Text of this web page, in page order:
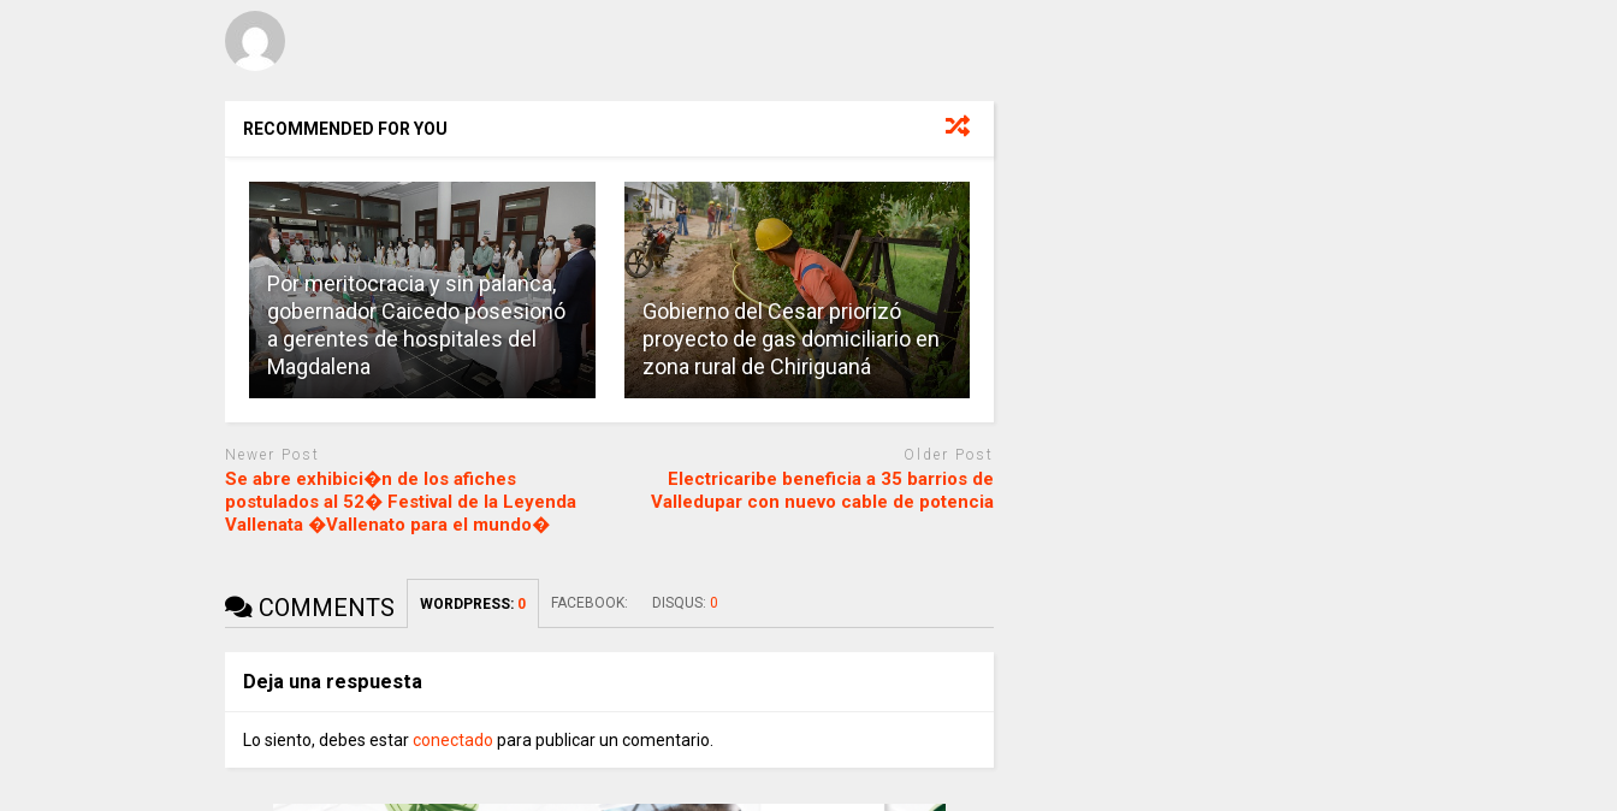
RECOMMENDED FOR YOU
Por meritocracia y sin palanca,
gobernador Caicedo posesionó
a gerentes de hospitales del
Magdalena
Gobierno del Cesar priorizó
proyecto de gas domiciliario en
zona rural de Chiriguaná
Newer Post
Se abre exhibici�n de los afiches
postulados al 52� Festival de la Leyenda
Vallenata �Vallenato para el mundo�
Older Post
Electricaribe beneficia a 35 barrios de
Valledupar con nuevo cable de potencia
COMMENTS WORDPRESS: 0 FACEBOOK: DISQUS: 0
Deja una respuesta
Lo siento, debes estarconectado para publicar un comentario.